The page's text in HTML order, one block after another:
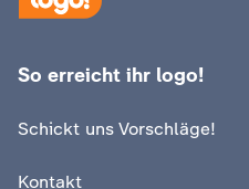
So erreicht ihr logo!
Schickt uns Vorschläge!
Kontakt